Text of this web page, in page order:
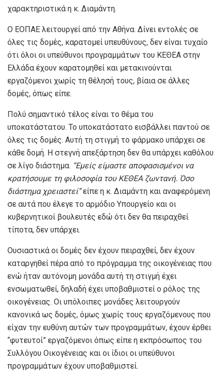
χαρακτηριστικά η κ. Διαμάντη.
Ο ΕΟΠΑΕ λειτουργεί από την Αθήνα. Δίνει εντολές σε
όλες τις δομές, καρατομεί υπευθύνους, δεν είναι τυχαίο
ότι όλοι οι υπεύθυνοι προγραμμάτων του ΚΕΘΕΑ στην
Ελλάδα έχουν καρατομηθεί και μετακινούνται
εργαζόμενοι χωρίς τη θέλησή τους, βίαια σε άλλες
δομές, όπως είπε.
Πολύ σημαντικό τέλος είναι το θέμα του
υποκατάστατου. Το υποκατάστατο εισβάλλει παντού σε
όλες τις δομές. Αυτή τη στιγμή το φάρμακο υπάρχει σε
κάθε δομή. Η στεγνή απεξάρτηση δεν θα υπάρχει καθόλου
σε λίγο διάστημα. “Εμείς είμαστε αποφασισμένοι να
κρατήσουμε τη φιλοσοφία του ΚΕΘΕΑ ζωντανή. Όσο
διάστημα χρειαστεί”είπε η κ. Διαμάντη και αναφερόμενη
σε αυτά που έλεγε το αρμόδιο Υπουργείο και οι
κυβερνητικοί βουλευτές εδώ ότι δεν θα πειραχθεί
τίποτα, δεν υπάρχει.
Ουσιαστικά οι δομές δεν έχουν πειραχθεί, δεν έχουν
καταργηθεί πέρα από το πρόγραμμα της οικογένειας που
ενώ ήταν αυτόνομη μονάδα αυτή τη στιγμή έχει
ενσωματωθεί, δηλαδή έχει υποβαθμιστεί ο ρόλος της
οικογένειας. Οι υπόλοιπες μονάδες λειτουργούν
κανονικά ως δομές, όμως χωρίς τους εργαζόμενους που
είχαν την ευθύνη αυτών των προγραμμάτων, έχουν έρθει
“φυτευτοί” εργαζόμενοι όπως είπε η εκπρόσωπος του
Συλλόγου Οικογένειας και οι ίδιοι οι υπεύθυνοι
προγραμμάτων έχουν υποβαθμιστεί.